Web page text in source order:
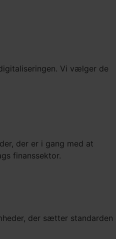
Vi vælger de
der er i gang med at
finanssektor.
der sætter standarden